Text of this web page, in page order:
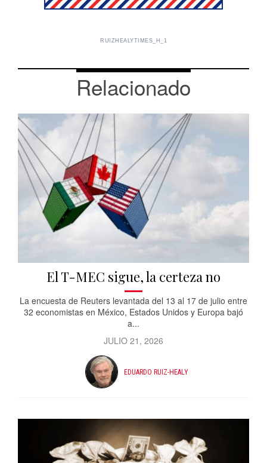
RUIZHEALYTIMES_H_1
Relacionado
El T-MEC sigue, la certeza no
La encuesta de Reuters levantada del 13 al 17 de julio entre
32 economistas en México, Estados Unidos y Europa bajó
a...
JULIO 21, 2026
EDUARDO RUIZ-HEALY